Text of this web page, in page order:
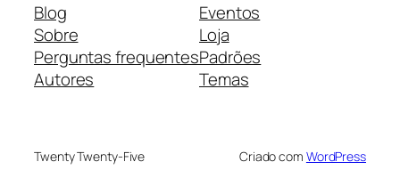
Blog
Sobre
Perguntas frequentes
Autores
Eventos
Loja
Padrões
Temas
Twenty Twenty-Five Criado com WordPress